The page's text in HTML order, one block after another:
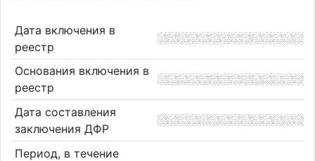
Дата включения в
реестр
Основания включения в
реестр
Дата составления
заключения ДФР
Период, в течение